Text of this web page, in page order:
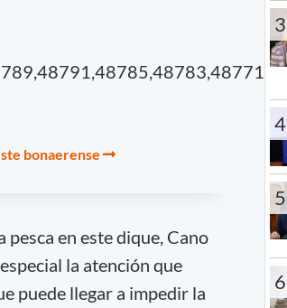
bonaerense
en este dique, Cano
la atención que
puede llegar a impedir la
3
4
5
6